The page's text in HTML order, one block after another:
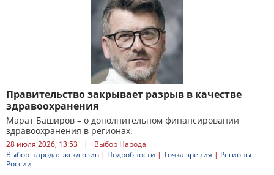
Правительство закрывает разрыв в качестве
здравоохранения
Марат Баширов – о дополнительном финансировании
здравоохранения в регионах.
28 июля 2026, 13:53 |
Выбор Народа
Выбор народа: эксклюзив | Подробности | Точка зрения | Регионы
России